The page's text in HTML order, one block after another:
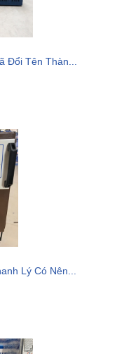
Đổi Tên Thàn...
Lý Có Nên...